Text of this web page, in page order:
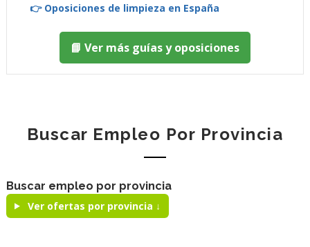
👉 Oposiciones de limpieza en España
📘 Ver más guías y oposiciones
Buscar Empleo Por Provincia
Buscar empleo por provincia
Ver ofertas por provincia ↓